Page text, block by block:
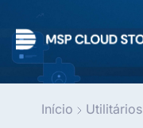
Início Utilitários